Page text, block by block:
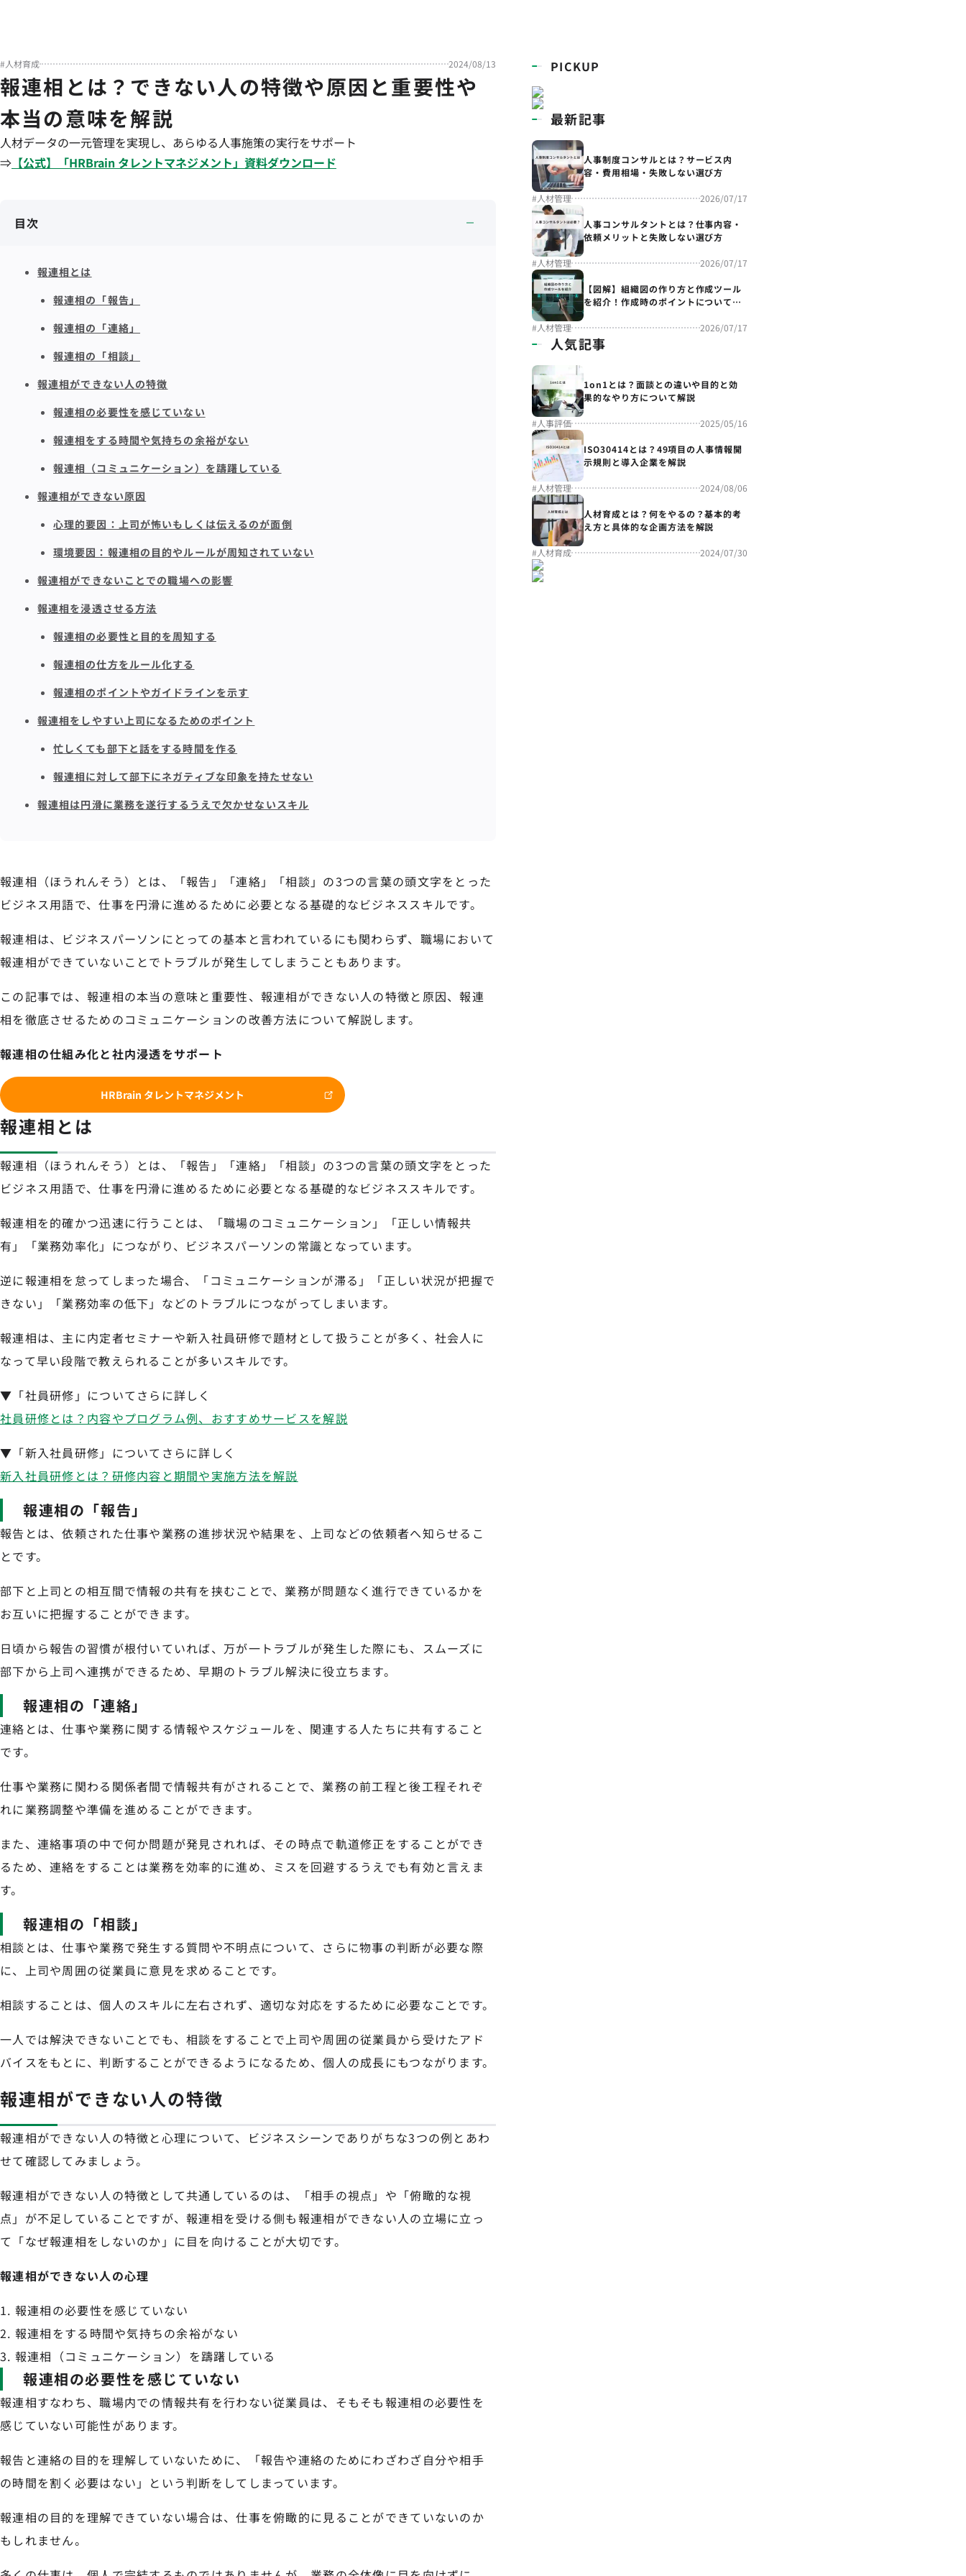
#人材育成 2024/08/13
報連相とは？できない人の特徴や原因と重要性や
本当の意味を解説
人材データの一元管理を実現し、あらゆる人事施策の実行をサポート
⇒ 【公式】「HRBrain タレントマネジメント」資料ダウンロード
目次
報連相とは
報連相の「報告」
報連相の「連絡」
報連相の「相談」
報連相ができない人の特徴
報連相の必要性を感じていない
報連相をする時間や気持ちの余裕がない
報連相（コミュニケーション）を躊躇している
報連相ができない原因
心理的要因：上司が怖いもしくは伝えるのが面倒
環境要因：報連相の目的やルールが周知されていない
報連相ができないことでの職場への影響
報連相を浸透させる方法
報連相の必要性と目的を周知する
報連相の仕方をルール化する
報連相のポイントやガイドラインを示す
報連相をしやすい上司になるためのポイント
忙しくても部下と話をする時間を作る
報連相に対して部下にネガティブな印象を持たせない
報連相は円滑に業務を遂行するうえで欠かせないスキル
報連相（ほうれんそう）とは、「報告」「連絡」「相談」の3つの言葉の頭文字をとった
ビジネス用語で、仕事を円滑に進めるために必要となる基礎的なビジネススキルです。
報連相は、ビジネスパーソンにとっての基本と言われているにも関わらず、職場において
報連相ができていないことでトラブルが発生してしまうこともあります。
この記事では、報連相の本当の意味と重要性、報連相ができない人の特徴と原因、報連
相を徹底させるためのコミュニケーションの改善方法について解説します。
報連相の仕組み化と社内浸透をサポート
HRBrain タレントマネジメント
報連相とは
報連相（ほうれんそう）とは、「報告」「連絡」「相談」の3つの言葉の頭文字をとった
ビジネス用語で、仕事を円滑に進めるために必要となる基礎的なビジネススキルです。
報連相を的確かつ迅速に行うことは、「職場のコミュニケーション」「正しい情報共
有」「業務効率化」につながり、ビジネスパーソンの常識となっています。
逆に報連相を怠ってしまった場合、「コミュニケーションが滞る」「正しい状況が把握で
きない」「業務効率の低下」などのトラブルにつながってしまいます。
報連相は、主に内定者セミナーや新入社員研修で題材として扱うことが多く、社会人に
なって早い段階で教えられることが多いスキルです。
▼「社員研修」についてさらに詳しく
社員研修とは？内容やプログラム例、おすすめサービスを解説
▼「新入社員研修」についてさらに詳しく
新入社員研修とは？研修内容と期間や実施方法を解説
報連相の「報告」
報告とは、依頼された仕事や業務の進捗状況や結果を、上司などの依頼者へ知らせるこ
とです。
部下と上司との相互間で情報の共有を挟むことで、業務が問題なく進行できているかを
お互いに把握することができます。
日頃から報告の習慣が根付いていれば、万が一トラブルが発生した際にも、スムーズに
部下から上司へ連携ができるため、早期のトラブル解決に役立ちます。
報連相の「連絡」
連絡とは、仕事や業務に関する情報やスケジュールを、関連する人たちに共有すること
です。
仕事や業務に関わる関係者間で情報共有がされることで、業務の前工程と後工程それぞ
れに業務調整や準備を進めることができます。
また、連絡事項の中で何か問題が発見されれば、その時点で軌道修正をすることができ
るため、連絡をすることは業務を効率的に進め、ミスを回避するうえでも有効と言えま
す。
報連相の「相談」
相談とは、仕事や業務で発生する質問や不明点について、さらに物事の判断が必要な際
に、上司や周囲の従業員に意見を求めることです。
相談することは、個人のスキルに左右されず、適切な対応をするために必要なことです。
一人では解決できないことでも、相談をすることで上司や周囲の従業員から受けたアド
バイスをもとに、判断することができるようになるため、個人の成長にもつながります。
報連相ができない人の特徴
報連相ができない人の特徴と心理について、ビジネスシーンでありがちな3つの例とあわ
せて確認してみましょう。
報連相ができない人の特徴として共通しているのは、「相手の視点」や「俯瞰的な視
点」が不足していることですが、報連相を受ける側も報連相ができない人の立場に立っ
て「なぜ報連相をしないのか」に目を向けることが大切です。
報連相ができない人の心理
報連相の必要性を感じていない
報連相をする時間や気持ちの余裕がない
報連相（コミュニケーション）を躊躇している
報連相の必要性を感じていない
報連相すなわち、職場内での情報共有を行わない従業員は、そもそも報連相の必要性を
感じていない可能性があります。
報告と連絡の目的を理解していないために、「報告や連絡のためにわざわざ自分や相手
の時間を割く必要はない」という判断をしてしまっています。
報連相の目的を理解できていない場合は、仕事を俯瞰的に見ることができていないのか
もしれません。
PICKUP
最新記事
人事制度コンサルとは？サービス内
容・費用相場・失敗しない選び方
#人材管理 2026/07/17
人事コンサルタントとは？仕事内容・
依頼メリットと失敗しない選び方
#人材管理 2026/07/17
【図解】組織図の作り方と作成ツール
を紹介！作成時のポイントについても
#人材管理 2026/07/17
人気記事
1on1とは？面談との違いや目的と効
果的なやり方について解説
#人事評価 2025/05/16
ISO30414とは？49項目の人事情報開
示規則と導入企業を解説
#人材管理 2024/08/06
人材育成とは？何をやるの？基本的考
え方と具体的な企画方法を解説
#人材育成 2024/07/30